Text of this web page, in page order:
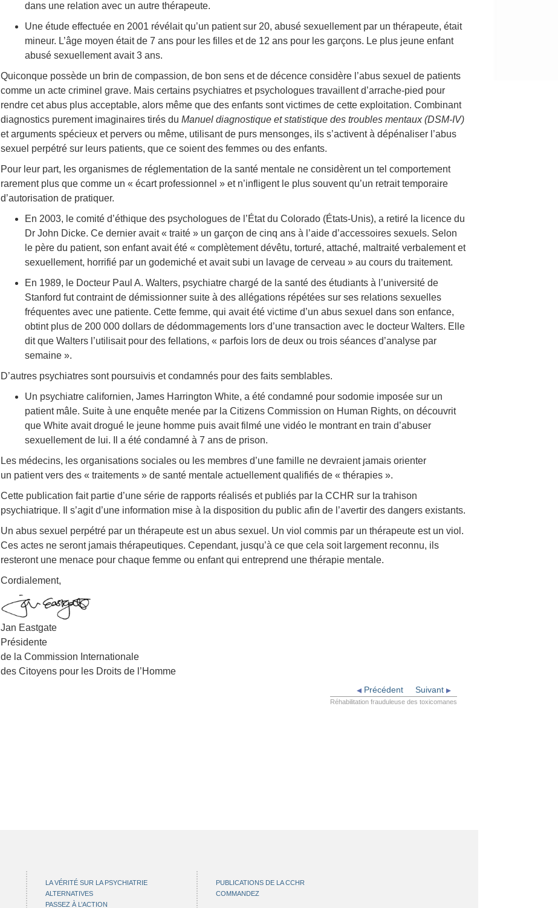
dans une relation avec un autre thérapeute.
Une étude effectuée en 2001 révélait qu’un patient sur 20, abusé sexuellement par un thérapeute, était
mineur. L’âge moyen était de 7 ans pour les filles et de 12 ans pour les garçons. Le plus jeune enfant
abusé sexuellement avait 3 ans.
Quiconque possède un brin de compassion, de bon sens et de décence considère l’abus sexuel de patients
comme un acte criminel grave. Mais certains psychiatres et psychologues travaillent d’arrache-pied pour
rendre cet abus plus acceptable, alors même que des enfants sont victimes de cette exploitation. Combinant
diagnostics purement imaginaires tirés du Manuel diagnostique et statistique des troubles mentaux (DSM-IV)
et arguments spécieux et pervers ou même, utilisant de purs mensonges, ils s’activent à dépénaliser l’abus
sexuel perpétré sur leurs patients, que ce soient des femmes ou des enfants.
Pour leur part, les organismes de réglementation de la santé mentale ne considèrent un tel comportement
rarement plus que comme un « écart professionnel » et n’infligent le plus souvent qu’un retrait temporaire
d’autorisation de pratiquer.
En 2003, le comité d’éthique des psychologues de l’État du Colorado (États-Unis), a retiré la licence du
Dr John Dicke. Ce dernier avait « traité » un garçon de cinq ans à l’aide d’accessoires sexuels. Selon
le père du patient, son enfant avait été « complètement dévêtu, torturé, attaché, maltraité verbalement et
sexuellement, horrifié par un godemiché et avait subi un lavage de cerveau » au cours du traitement.
En 1989, le Docteur Paul A. Walters, psychiatre chargé de la santé des étudiants à l’université de
Stanford fut contraint de démissionner suite à des allégations répétées sur ses relations sexuelles
fréquentes avec une patiente. Cette femme, qui avait été victime d’un abus sexuel dans son enfance,
obtint plus de 200 000 dollars de dédommagements lors d’une transaction avec le docteur Walters. Elle
dit que Walters l’utilisait pour des fellations, « parfois lors de deux ou trois séances d’analyse par
semaine ».
D’autres psychiatres sont poursuivis et condamnés pour des faits semblables.
Un psychiatre californien, James Harrington White, a été condamné pour sodomie imposée sur un
patient mâle. Suite à une enquête menée par la Citizens Commission on Human Rights, on découvrit
que White avait drogué le jeune homme puis avait filmé une vidéo le montrant en train d’abuser
sexuellement de lui. Il a été condamné à 7 ans de prison.
Les médecins, les organisations sociales ou les membres d’une famille ne devraient jamais orienter
un patient vers des « traitements » de santé mentale actuellement qualifiés de « thérapies ».
Cette publication fait partie d’une série de rapports réalisés et publiés par la CCHR sur la trahison
psychiatrique. Il s’agit d’une information mise à la disposition du public afin de l’avertir des dangers existants.
Un abus sexuel perpétré par un thérapeute est un abus sexuel. Un viol commis par un thérapeute est un viol.
Ces actes ne seront jamais thérapeutiques. Cependant, jusqu’à ce que cela soit largement reconnu, ils
resteront une menace pour chaque femme ou enfant qui entreprend une thérapie mentale.
Cordialement,
Jan Eastgate
Présidente
de la Commission Internationale
des Citoyens pour les Droits de l’Homme
Suivant
Précédent
Réhabilitation frauduleuse des toxicomanes
LA VÉRITÉ SUR LA PSYCHIATRIE
ALTERNATIVES
PASSEZ À L’ACTION
PUBLICATIONS DE LA CCHR
COMMANDEZ